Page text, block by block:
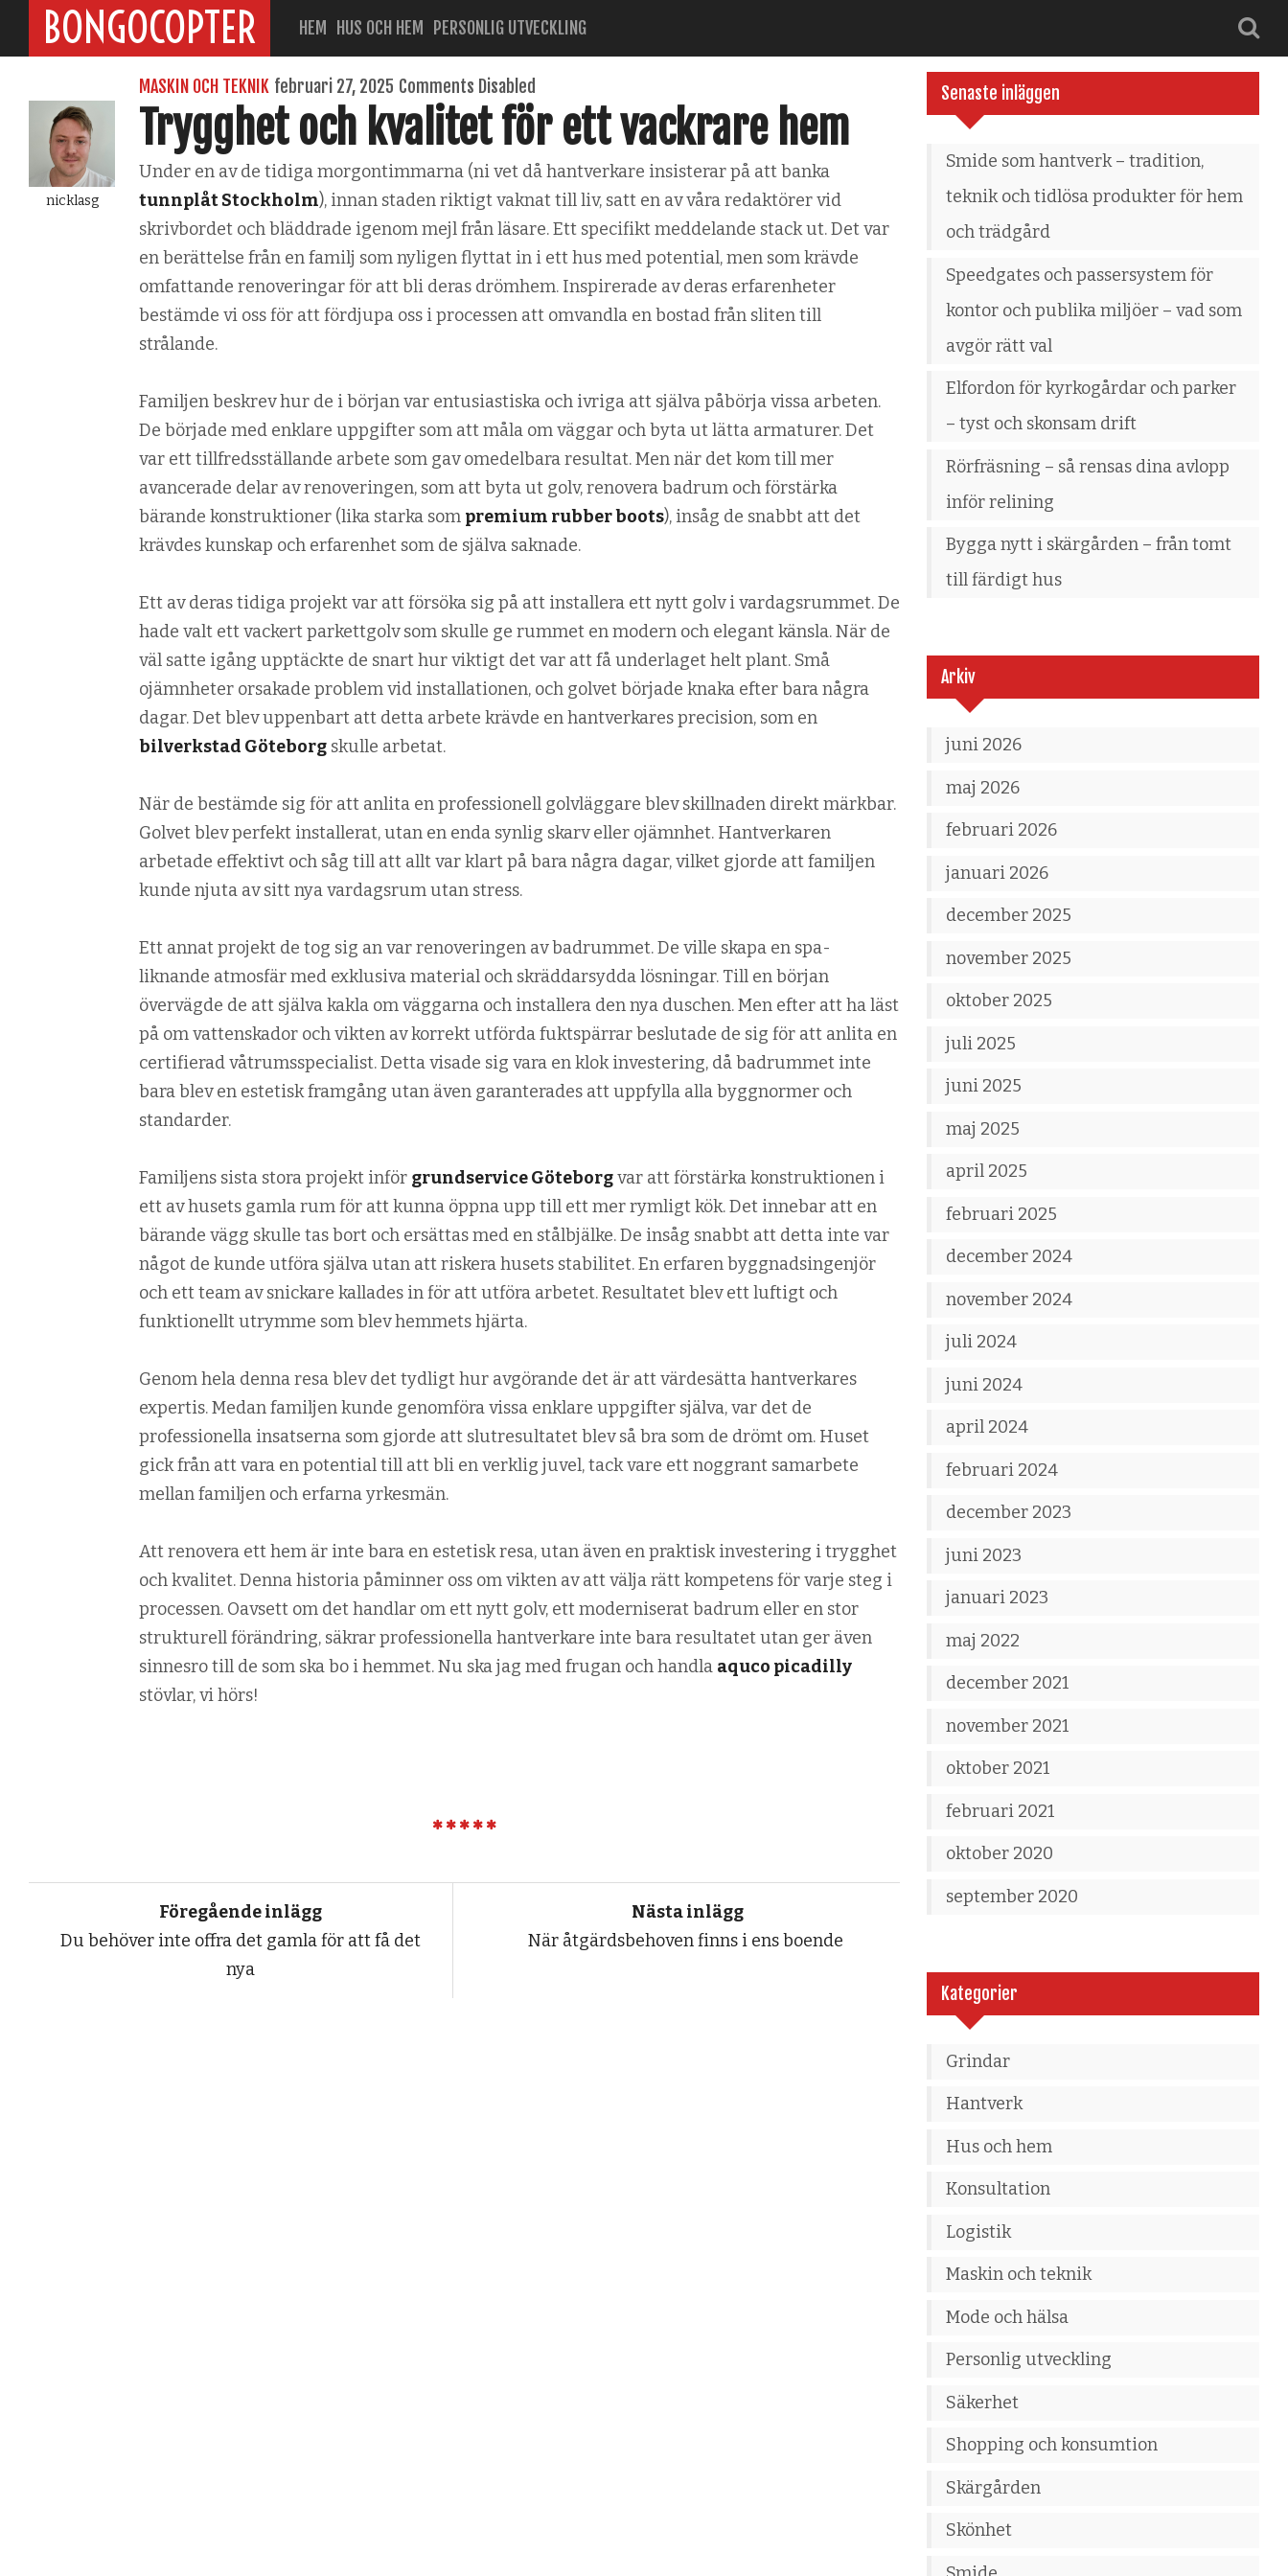
BONGOCOPTER HEM HUS OCH HEM PERSONLIG UTVECKLING
nicklasg
MASKIN OCH TEKNIK februari 27, 2025 Comments Disabled
Trygghet och kvalitet för ett vackrare hem
Under en av de tidiga morgontimmarna (ni vet då hantverkare insisterar på att banka
tunnplåt Stockholm), innan staden riktigt vaknat till liv, satt en av våra redaktörer vid
skrivbordet och bläddrade igenom mejl från läsare. Ett specifikt meddelande stack ut. Det var
en berättelse från en familj som nyligen flyttat in i ett hus med potential, men som krävde
omfattande renoveringar för att bli deras drömhem. Inspirerade av deras erfarenheter
bestämde vi oss för att fördjupa oss i processen att omvandla en bostad från sliten till
strålande.
Familjen beskrev hur de i början var entusiastiska och ivriga att själva påbörja vissa arbeten.
De började med enklare uppgifter som att måla om väggar och byta ut lätta armaturer. Det
var ett tillfredsställande arbete som gav omedelbara resultat. Men när det kom till mer
avancerade delar av renoveringen, som att byta ut golv, renovera badrum och förstärka
bärande konstruktioner (lika starka som premium rubber boots), insåg de snabbt att det
krävdes kunskap och erfarenhet som de själva saknade.
Ett av deras tidiga projekt var att försöka sig på att installera ett nytt golv i vardagsrummet. De
hade valt ett vackert parkettgolv som skulle ge rummet en modern och elegant känsla. När de
väl satte igång upptäckte de snart hur viktigt det var att få underlaget helt plant. Små
ojämnheter orsakade problem vid installationen, och golvet började knaka efter bara några
dagar. Det blev uppenbart att detta arbete krävde en hantverkares precision, som en
bilverkstad Göteborg skulle arbetat.
När de bestämde sig för att anlita en professionell golvläggare blev skillnaden direkt märkbar.
Golvet blev perfekt installerat, utan en enda synlig skarv eller ojämnhet. Hantverkaren
arbetade effektivt och såg till att allt var klart på bara några dagar, vilket gjorde att familjen
kunde njuta av sitt nya vardagsrum utan stress.
Ett annat projekt de tog sig an var renoveringen av badrummet. De ville skapa en spa-
liknande atmosfär med exklusiva material och skräddarsydda lösningar. Till en början
övervägde de att själva kakla om väggarna och installera den nya duschen. Men efter att ha läst
på om vattenskador och vikten av korrekt utförda fuktspärrar beslutade de sig för att anlita en
certifierad våtrumsspecialist. Detta visade sig vara en klok investering, då badrummet inte
bara blev en estetisk framgång utan även garanterades att uppfylla alla byggnormer och
standarder.
Familjens sista stora projekt inför grundservice Göteborgvar att förstärka konstruktionen i
ett av husets gamla rum för att kunna öppna upp till ett mer rymligt kök. Det innebar att en
bärande vägg skulle tas bort och ersättas med en stålbjälke. De insåg snabbt att detta inte var
något de kunde utföra själva utan att riskera husets stabilitet. En erfaren byggnadsingenjör
och ett team av snickare kallades in för att utföra arbetet. Resultatet blev ett luftigt och
funktionellt utrymme som blev hemmets hjärta.
Genom hela denna resa blev det tydligt hur avgörande det är att värdesätta hantverkares
expertis. Medan familjen kunde genomföra vissa enklare uppgifter själva, var det de
professionella insatserna som gjorde att slutresultatet blev så bra som de drömt om. Huset
gick från att vara en potential till att bli en verklig juvel, tack vare ett noggrant samarbete
mellan familjen och erfarna yrkesmän.
Att renovera ett hem är inte bara en estetisk resa, utan även en praktisk investering i trygghet
och kvalitet. Denna historia påminner oss om vikten av att välja rätt kompetens för varje steg i
processen. Oavsett om det handlar om ett nytt golv, ett moderniserat badrum eller en stor
strukturell förändring, säkrar professionella hantverkare inte bara resultatet utan ger även
sinnesro till de som ska bo i hemmet. Nu ska jag med frugan och handla aquco picadilly
stövlar, vi hörs!
Föregående inlägg
Du behöver inte offra det gamla för att få det
nya
Nästa inlägg
När åtgärdsbehoven finns i ens boende
Senaste inläggen
Smide som hantverk – tradition,
teknik och tidlösa produkter för hem
och trädgård
Speedgates och passersystem för
kontor och publika miljöer – vad som
avgör rätt val
Elfordon för kyrkogårdar och parker
– tyst och skonsam drift
Rörfräsning – så rensas dina avlopp
inför relining
Bygga nytt i skärgården – från tomt
till färdigt hus
Arkiv
juni 2026
maj 2026
februari 2026
januari 2026
december 2025
november 2025
oktober 2025
juli 2025
juni 2025
maj 2025
april 2025
februari 2025
december 2024
november 2024
juli 2024
juni 2024
april 2024
februari 2024
december 2023
juni 2023
januari 2023
maj 2022
december 2021
november 2021
oktober 2021
februari 2021
oktober 2020
september 2020
Kategorier
Grindar
Hantverk
Hus och hem
Konsultation
Logistik
Maskin och teknik
Mode och hälsa
Personlig utveckling
Säkerhet
Shopping och konsumtion
Skärgården
Skönhet